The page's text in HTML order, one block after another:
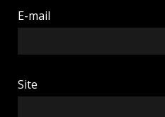
E-mail
Site